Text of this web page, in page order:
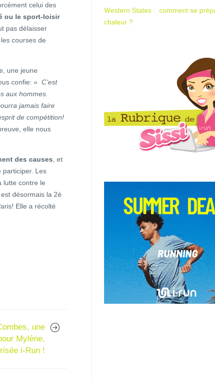
celui des
ou le sport-loisir
pas délaisser
courses de
une jeune
confie: « C’est
aux hommes.
jamais faire
de compétition!
elle nous
des causes , et
participer. Les
lutte contre le
désormais la 2è
Elle a récolté
une
Mylène,
i-Run !
Western States : comment se
chaleur ?